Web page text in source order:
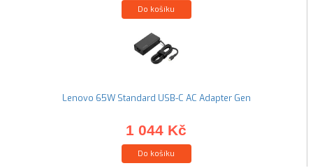
Do košíku
Lenovo 65W Standard USB-C AC Adapter Gen
1 044 Kč
Do košíku